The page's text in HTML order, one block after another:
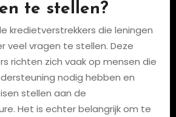
te stellen?
kredietverstrekkers die leningen
veel vragen te stellen. Deze
richten zich vaak op mensen die
nodig hebben en
stellen aan de
Het is echter belangrijk om te